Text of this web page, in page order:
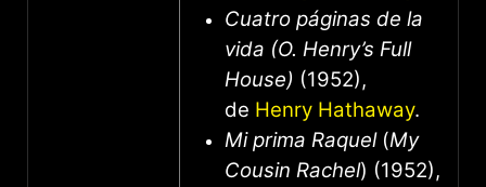
Cuatro páginas de la
vida (O. Henry’s Full
House) (1952),
de Henry Hathaway.
Mi prima Raquel(My
Cousin Rachel) (1952),